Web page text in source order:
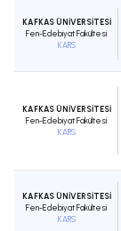
KAFKAS ÜNİVERSİTESİ
Fen-Edebiyat Fakültesi
KARS
KAFKAS ÜNİVERSİTESİ
Fen-Edebiyat Fakültesi
KARS
KAFKAS ÜNİVERSİTESİ
Fen-Edebiyat Fakültesi
KARS